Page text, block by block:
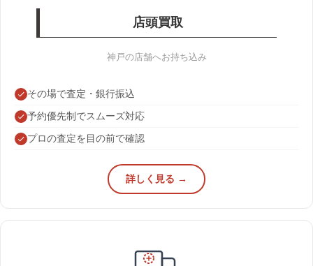
店頭買取
神戸の店舗へお持ち込み
その場で査定・銀行振込
予約優先制でスムーズ対応
プロの査定を目の前で確認
詳しく見る →